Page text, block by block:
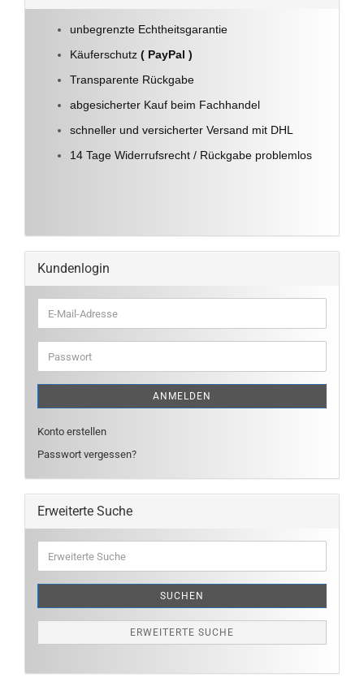
unbegrenzte Echtheitsgarantie
Käuferschutz ( PayPal )
Transparente Rückgabe
abgesicherter Kauf beim Fachhandel
schneller und versicherter Versand mit DHL
14 Tage Widerrufsrecht / Rückgabe problemlos
Kundenlogin
E-
Mail-
Adresse
Passwort
ANMELDEN
Konto erstellen
Passwort vergessen?
Erweiterte Suche
Suche
SUCHEN
ERWEITERTE SUCHE